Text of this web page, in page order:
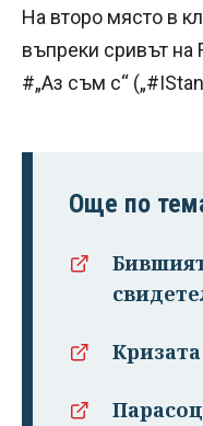
На второ място в
въпреки сривът на
#„Аз съм с“
Още по